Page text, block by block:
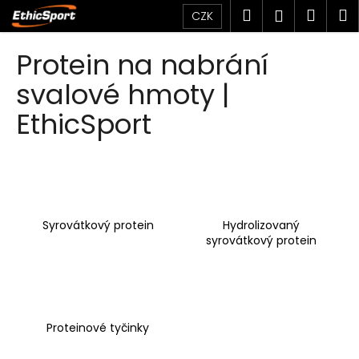
Přejít
na
obsah
CZK Hledat
Protein na nabrání
svalové hmoty |
EthicSport
Syrovátkový protein
Hydrolizovaný
syrovátkový protein
Proteinové tyčinky
o
C
o
p